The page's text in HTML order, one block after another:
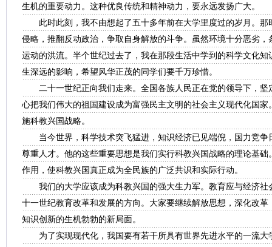
生机的重要动力。这种优良传统和精神动力，要永远发扬广大。
此时此刻，我不由想起了五十多年前在大学里度过的岁月。那
侵略，推翻反动政治，争取自身解放的斗争。虽然环境十分恶劣
运动的洪流。半个世纪过去了，我在那段生活中学到的科学文化
生深远的影响，希望风华正茂的同学们要千万珍惜。
二十一世纪正向我们走来。全国各族人民正在党的领导下，坚
心把我们伟大的祖国建设成为富强民主文明的社会主义现代化国
施科教兴国战略。
当今世界，科学技术突飞猛进，知识经济已见端倪，国力竞争
尊重人才。他的这些重要思想是我们实行科教兴国战略的理论基
作用，使科教兴国真正成为全民族的广泛共识和实际行动。
我们的大学应该成为科教兴国的强大生力军。教育应与经济社
十一世纪教育改革和发展的方向。大家要继续解放思想，深化改
知识创新的生机勃勃的新局面。
为了实现现代化，我国要有若干所具有世界先进水平的一流大